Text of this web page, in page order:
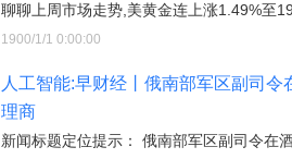
聊聊上周市场走势,美黄金连上涨1.49%至
1900/1/1 0:00:00
人工智能:早财经丨俄南部军区副司
理商
新闻标题定位提示： 俄南部军区副司令